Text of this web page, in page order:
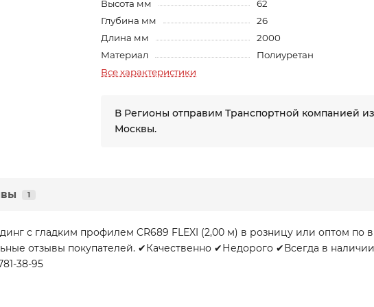
Высота мм
62
Глубина мм
26
Длина мм
2000
Материал
Полиуретан
Все характеристики
В Регионы отправим Транспортной компанией из
Москвы.
1
с гладким профилем CR689 FLEXI (2,00 м) в розницу или оптом по
отзывы покупателей. ✔Качественно ✔Недорого ✔Всегда в наличии
38-95